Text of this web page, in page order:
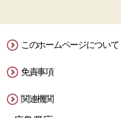
このホームページについて
免責事項
関連機関